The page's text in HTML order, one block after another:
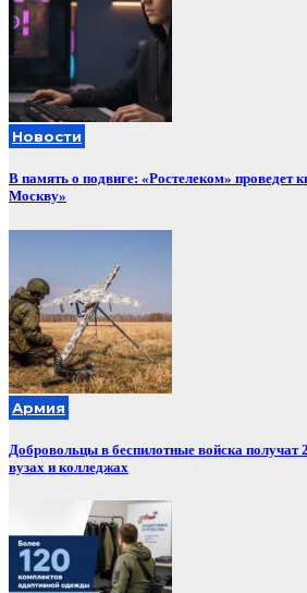
Новости
В память о подвиге: «Ростелеком» проведет
Москву»
Армия
Добровольцы в беспилотные войска получат
вузах и колледжах